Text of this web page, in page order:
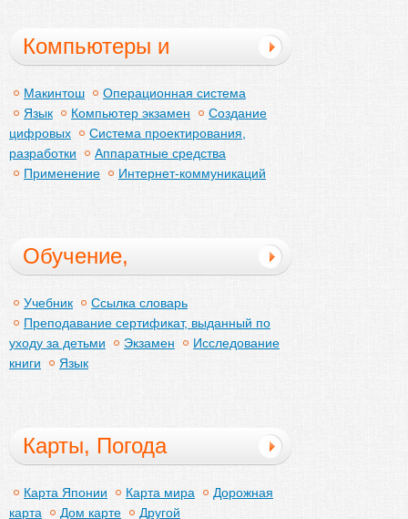
Компьютеры и
интернет
Макинтош
Операционная система
Язык
Компьютер экзамен
Создание
цифровых
Система проектирования,
разработки
Аппаратные средства
Применение
Интернет-коммуникаций
Обучение,
образование
Учебник
Ссылка словарь
Преподавание сертификат, выданный по
уходу за детьми
Экзамен
Исследование
книги
Язык
Карты, Погода
Карта Японии Карта мира
Дорожная
карта
Дом карте Другой